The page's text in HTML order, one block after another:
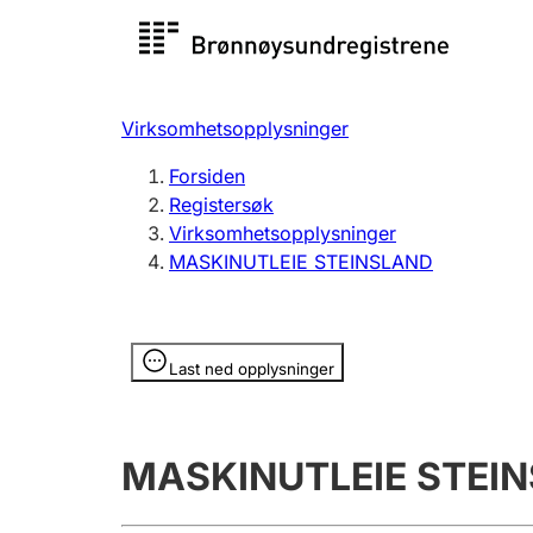
Registersøk
Registrere, endre, slette
Virksomhetsopplysninger
Forsiden
Registersøk
Virksomhetsopplysninger
MASKINUTLEIE STEINSLAND
Last ned opplysninger
Opplysninger er skjult
MASKINUTLEIE